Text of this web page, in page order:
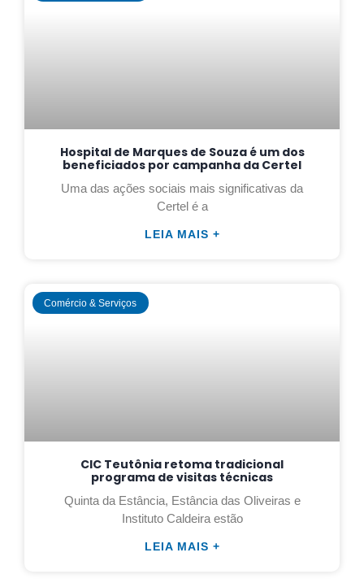
Hospital de Marques de Souza é um dos
beneficiados por campanha da Certel
Uma das ações sociais mais significativas da
Certel é a
LEIA MAIS +
Comércio & Serviços
CIC Teutônia retoma tradicional
programa de visitas técnicas
Quinta da Estância, Estância das Oliveiras e
Instituto Caldeira estão
LEIA MAIS +